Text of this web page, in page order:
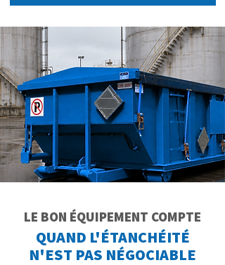
LE BON ÉQUIPEMENT COMPTE
QUAND L'ÉTANCHÉITÉ
N'EST PAS NÉGOCIABLE